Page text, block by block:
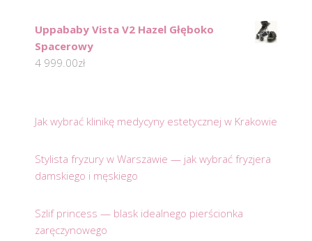
Uppababy Vista V2 Hazel Głęboko
Spacerowy
4 999.00zł
Jak wybrać klinikę medycyny estetycznej w Krakowie
Stylista fryzury w Warszawie — jak wybrać fryzjera
damskiego i męskiego
Szlif princess — blask idealnego pierścionka
zaręczynowego